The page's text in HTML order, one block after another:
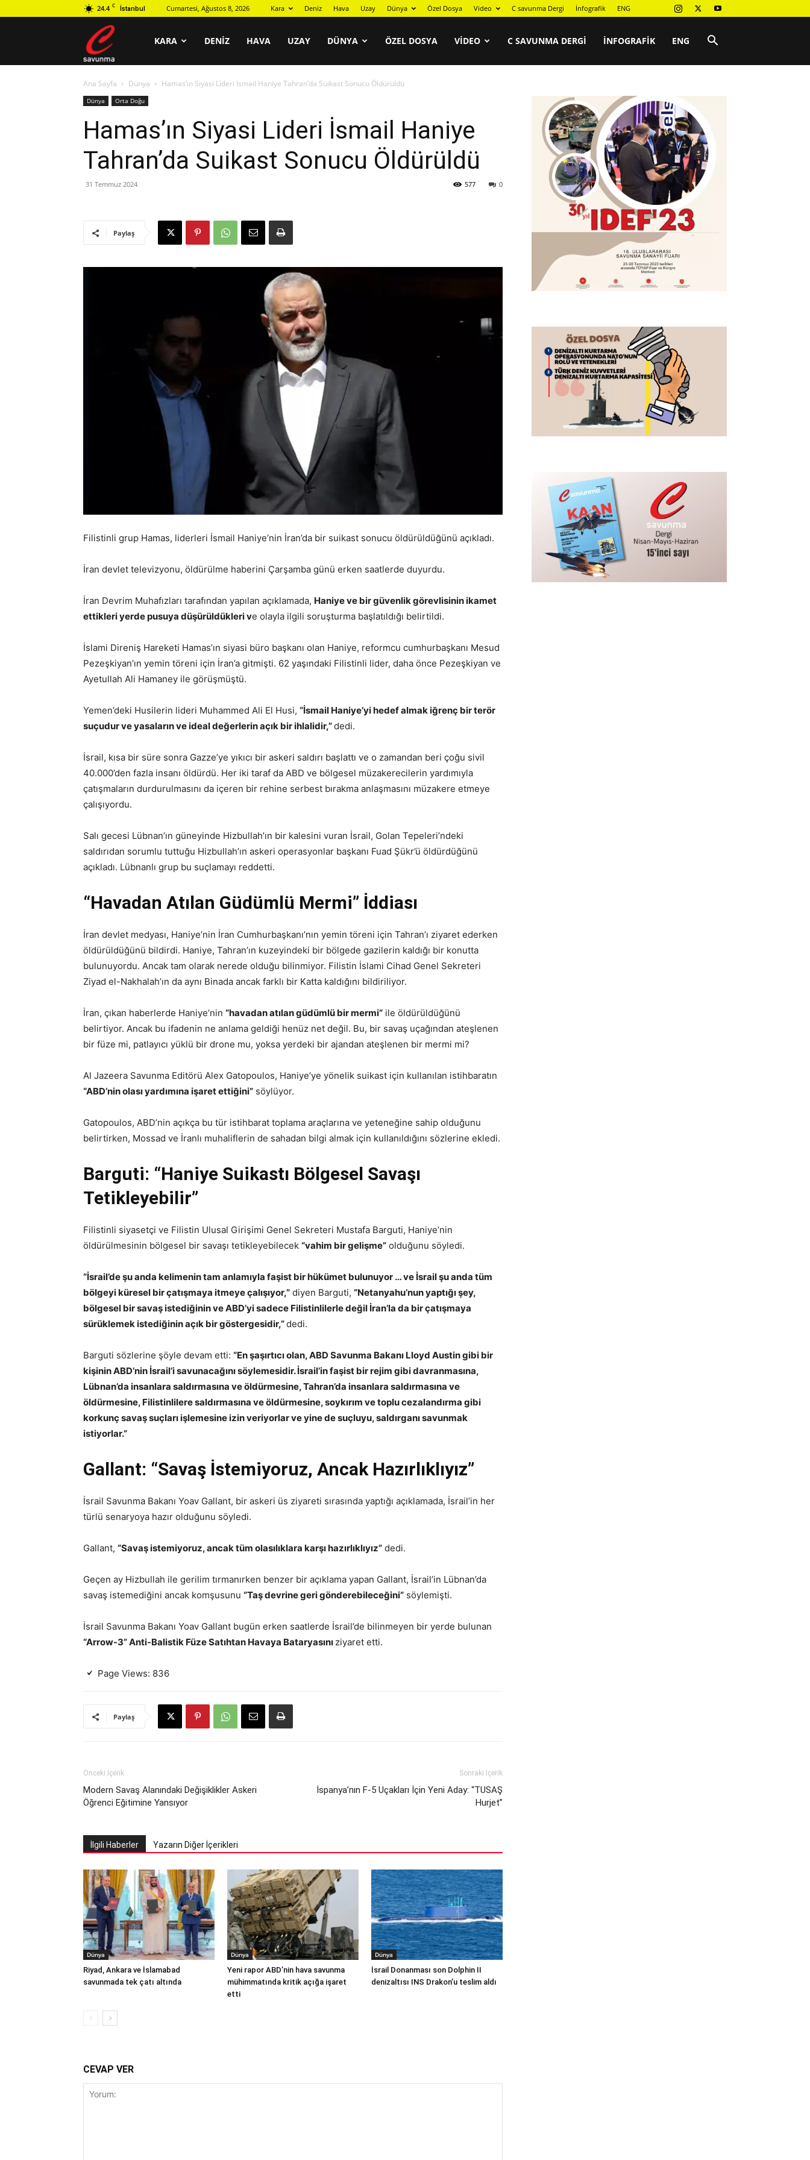
24.4 C İstanbul Cumartesi, Ağustos 8, 2026 Kara Deniz Hava Uzay Dünya Özel Dosya Video C savunma Dergi İnfografik ENG
savunma
KARA DENIZ HAVA UZAY DÜNYA ÖZEL DOSYA VIDEO C SAVUNMA DERGI İNFOGRAFIK ENG
Ana Sayfa Dünya Hamas’ın Siyasi Lideri İsmail Haniye Tahran’da Suikast Sonucu Öldürüldü
Dünya Orta Doğu
Hamas’ın Siyasi Lideri İsmail Haniye
Tahran’da Suikast Sonucu Öldürüldü
31 Temmuz 2024 0
577
Paylaş
Filistinli grup Hamas, liderleri İsmail Haniye’nin İran’da bir suikast sonucu öldürüldüğünü açıkladı.
İran devlet televizyonu, öldürülme haberini Çarşamba günü erken saatlerde duyurdu.
İran Devrim Muhafızları tarafından yapılan açıklamada, Haniye ve bir güvenlik görevlisinin ikamet
ettikleri yerde pusuya düşürüldükleri ve olayla ilgili soruşturma başlatıldığı belirtildi.
İslami Direniş Hareketi Hamas’ın siyasi büro başkanı olan Haniye, reformcu cumhurbaşkanı Mesud
Pezeşkiyan’ın yemin töreni için İran’a gitmişti. 62 yaşındaki Filistinli lider, daha önce Pezeşkiyan ve
Ayetullah Ali Hamaney ile görüşmüştü.
Yemen’deki Husilerin lideri Muhammed Ali El Husi, “İsmail Haniye’yi hedef almak iğrenç bir terör
suçudur ve yasaların ve ideal değerlerin açık bir ihlalidir,”dedi.
İsrail, kısa bir süre sonra Gazze’ye yıkıcı bir askeri saldırı başlattı ve o zamandan beri çoğu sivil
40.000’den fazla insanı öldürdü. Her iki taraf da ABD ve bölgesel müzakerecilerin yardımıyla
çatışmaların durdurulmasını da içeren bir rehine serbest bırakma anlaşmasını müzakere etmeye
çalışıyordu.
Salı gecesi Lübnan’ın güneyinde Hizbullah’ın bir kalesini vuran İsrail, Golan Tepeleri’ndeki
saldırıdan sorumlu tuttuğu Hizbullah’ın askeri operasyonlar başkanı Fuad Şükr’ü öldürdüğünü
açıkladı. Lübnanlı grup bu suçlamayı reddetti.
“Havadan Atılan Güdümlü Mermi” İddiası
İran devlet medyası, Haniye’nin İran Cumhurbaşkanı’nın yemin töreni için Tahran’ı ziyaret ederken
öldürüldüğünü bildirdi. Haniye, Tahran’ın kuzeyindeki bir bölgede gazilerin kaldığı bir konutta
bulunuyordu. Ancak tam olarak nerede olduğu bilinmiyor. Filistin İslami Cihad Genel Sekreteri
Ziyad el-Nakhalah’ın da aynı Binada ancak farklı bir Katta kaldığını bildiriliyor.
İran, çıkan haberlerde Haniye’nin “havadan atılan güdümlü bir mermi” ile öldürüldüğünü
belirtiyor. Ancak bu ifadenin ne anlama geldiği henüz net değil. Bu, bir savaş uçağından ateşlenen
bir füze mi, patlayıcı yüklü bir drone mu, yoksa yerdeki bir ajandan ateşlenen bir mermi mi?
Al Jazeera Savunma Editörü Alex Gatopoulos, Haniye’ye yönelik suikast için kullanılan istihbaratın
“ABD’nin olası yardımına işaret ettiğini” söylüyor.
Gatopoulos, ABD’nin açıkça bu tür istihbarat toplama araçlarına ve yeteneğine sahip olduğunu
belirtirken, Mossad ve İranlı muhaliflerin de sahadan bilgi almak için kullanıldığını sözlerine ekledi.
Barguti: “Haniye Suikastı Bölgesel Savaşı
Tetikleyebilir”
Filistinli siyasetçi ve Filistin Ulusal Girişimi Genel Sekreteri Mustafa Barguti, Haniye’nin
öldürülmesinin bölgesel bir savaşı tetikleyebilecek “vahim bir gelişme” olduğunu söyledi.
“İsrail’de şu anda kelimenin tam anlamıyla faşist bir hükümet bulunuyor … ve İsrail şu anda tüm
bölgeyi küresel bir çatışmaya itmeye çalışıyor,” diyen Barguti, “Netanyahu’nun yaptığı şey,
bölgesel bir savaş istediğinin ve ABD’yi sadece Filistinlilerle değil İran’la da bir çatışmaya
sürüklemek istediğinin açık bir göstergesidir,”dedi.
Barguti sözlerine şöyle devam etti: “En şaşırtıcı olan, ABD Savunma Bakanı Lloyd Austin gibi bir
kişinin ABD’nin İsrail’i savunacağını söylemesidir. İsrail’in faşist bir rejim gibi davranmasına,
Lübnan’da insanlara saldırmasına ve öldürmesine, Tahran’da insanlara saldırmasına ve
öldürmesine, Filistinlilere saldırmasına ve öldürmesine, soykırım ve toplu cezalandırma gibi
korkunç savaş suçları işlemesine izin veriyorlar ve yine de suçluyu, saldırganı savunmak
istiyorlar.”
Gallant: “Savaş İstemiyoruz, Ancak Hazırlıklıyız”
İsrail Savunma Bakanı Yoav Gallant, bir askeri üs ziyareti sırasında yaptığı açıklamada, İsrail’in her
türlü senaryoya hazır olduğunu söyledi.
Gallant, “Savaş istemiyoruz, ancak tüm olasılıklara karşı hazırlıklıyız” dedi.
Geçen ay Hizbullah ile gerilim tırmanırken benzer bir açıklama yapan Gallant, İsrail’in Lübnan’da
savaş istemediğini ancak komşusunu “Taş devrine geri gönderebileceğini” söylemişti.
İsrail Savunma Bakanı Yoav Gallant bugün erken saatlerde İsrail’de bilinmeyen bir yerde bulunan
“Arrow-3” Anti-Balistik Füze Satıhtan Havaya Bataryasını ziyaret etti.
Page Views: 836
Paylaş
Önceki İçerik
Modern Savaş Alanındaki Değişiklikler Askeri
Öğrenci Eğitimine Yansıyor
Sonraki İçerik
İspanya’nın F-5 Uçakları İçin Yeni Aday: “TUSAŞ
Hurjet”
İlgili Haberler Yazarın Diğer İçerikleri
Dünya
Riyad, Ankara ve İslamabad
savunmada tek çatı altında
Dünya
Yeni rapor ABD’nin hava savunma
mühimmatında kritik açığa işaret
etti
Dünya
İsrail Donanması son Dolphin II
denizaltısı INS Drakon’u teslim aldı
CEVAP VER